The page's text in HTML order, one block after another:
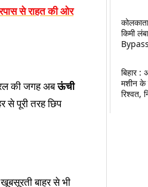
से राहत की ओर
की जगह अबऊंची
से पूरी तरह छिप
बाहर से भी
किमी
बिहार :
मशीन के
रिश्वत,